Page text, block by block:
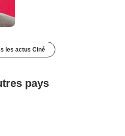
les actus Ciné
pays